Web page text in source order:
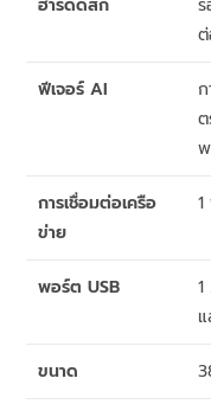
ฮาร์ดดิสก์
ฟีเจอร์ AI
การเชื่อมต่อเครือ
ข่าย
พอร์ต USB
ขนาด